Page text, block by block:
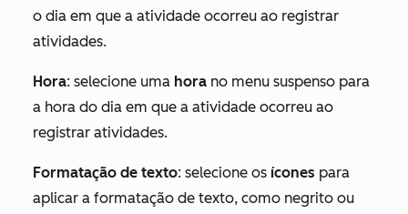
o dia em que a atividade ocorreu ao registrar
atividades.
Hora: selecione uma hora no menu suspenso para
a hora do dia em que a atividade ocorreu ao
registrar atividades.
Formatação de texto: selecione os ícones para
aplicar a formatação de texto, como negrito ou